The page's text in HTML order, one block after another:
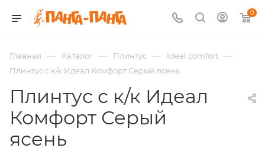
0
Главная — Каталог — Плинтус — Ideal comfort —
Плинтус с к/к Идеал Комфорт Серый ясень
Плинтус с к/к Идеал
Комфорт Серый
ясень